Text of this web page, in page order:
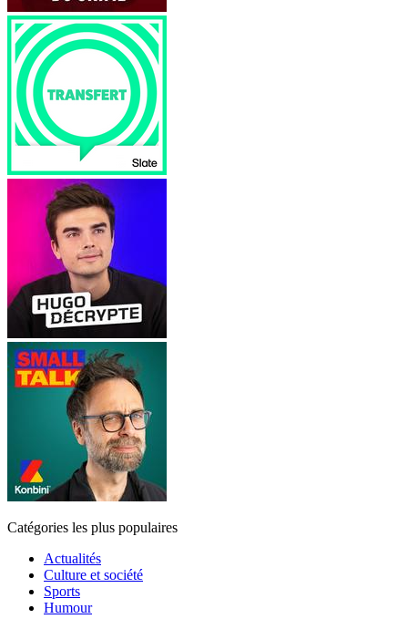
Catégories les plus populaires
Actualités
Culture et société
Sports
Humour